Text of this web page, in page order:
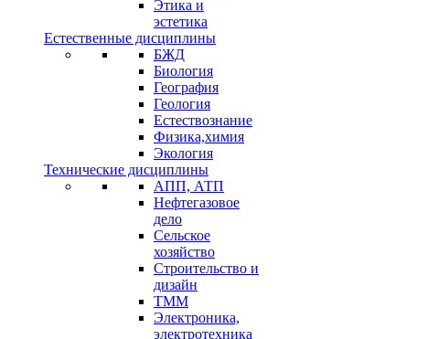
Этика и
эстетика
Естественные дисциплины
БЖД
Биология
География
Геология
Естествознание
Физика,химия
Экология
Технические дисциплины
АПП, АТП
Нефтегазовое
дело
Сельское
хозяйство
Строительство и
дизайн
ТММ
Электроника,
электротехника